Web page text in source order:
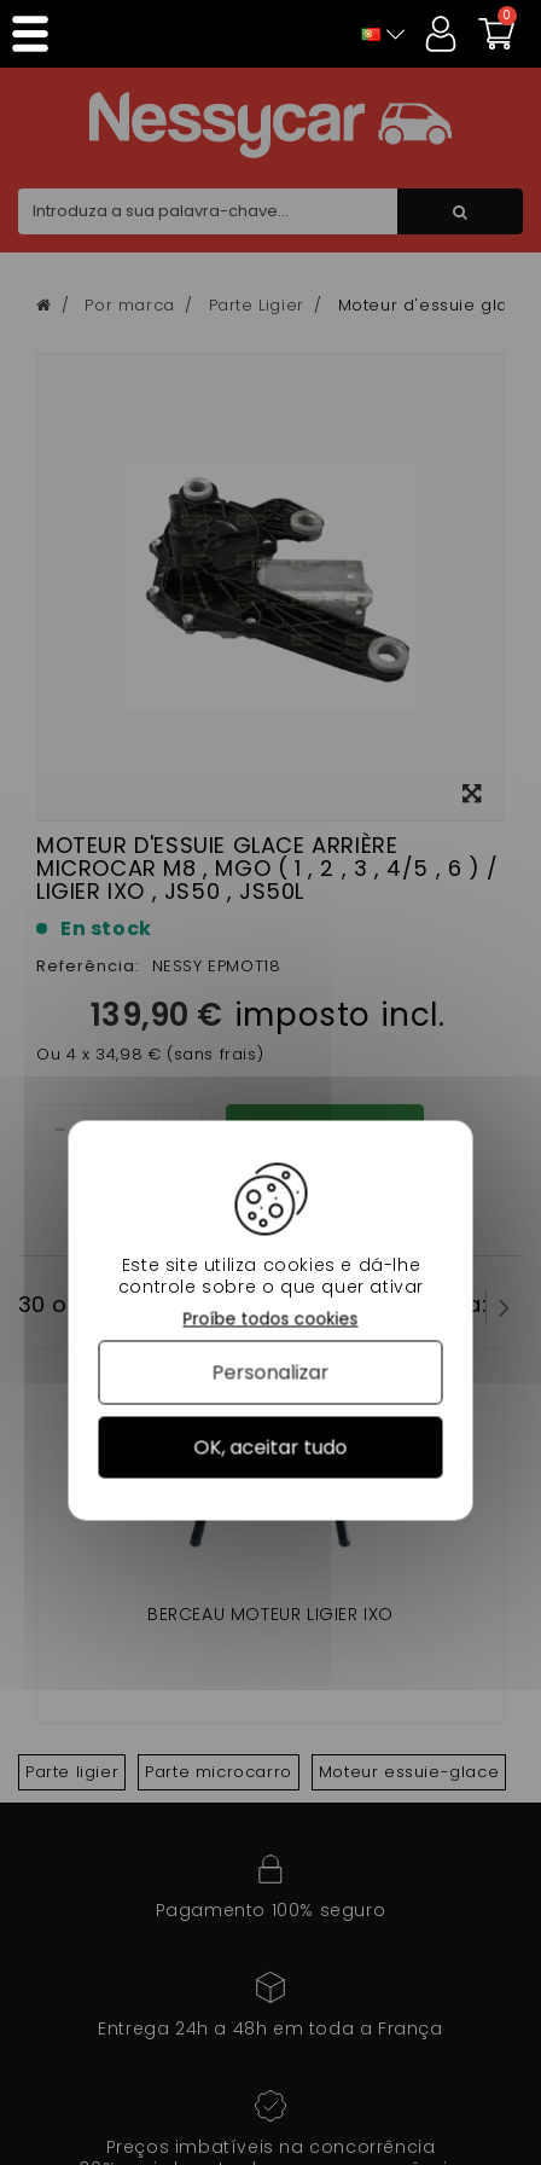
0
Por marca Parte Ligier Moteur d'essuie glace
MOTEUR D'ESSUIE GLACE ARRIÈRE
MICROCAR M8 , MGO ( 1 , 2 , 3 , 4/5 , 6 ) /
LIGIER IXO , JS50 , JS50L
En stock
Referência: NESSY EPMOT18
139,90 € imposto incl.
Ou 4 x 34,98 € (sans frais)
Adicionar ao carrinho
30 outros produtos na mesma categoria:
BERCEAU MOTEUR LIGIER IXO
Parte ligier Parte microcarro Moteur essuie-glace
Pagamento 100% seguro
Entrega 24h a 48h em toda a França
Preços imbatíveis na concorrência
Painel de Gerenciamento de Cookies
Este site utiliza cookies e dá-lhe
controle sobre o que quer ativar
OK, aceitar tudo
Proíbe todos cookies
Personalizar